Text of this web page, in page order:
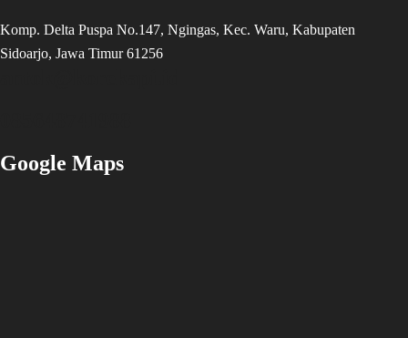
Komp. Delta Puspa No.147, Ngingas, Kec. Waru, Kabupaten
Sidoarjo, Jawa Timur 61256
Google Maps